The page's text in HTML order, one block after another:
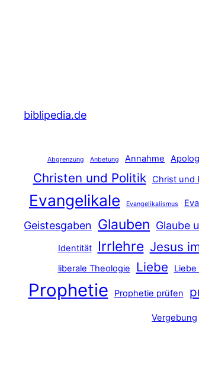
biblipedia.de
Abgrenzung Anbetung Annahme
Christen und Politik Christ und
Evangelikale Evangelikalismus
Geistesgaben Glauben Glaube
Identität Irrlehre Jesus
liberale Theologie Liebe
Prophetie Prophetie prüfen
Vergebung